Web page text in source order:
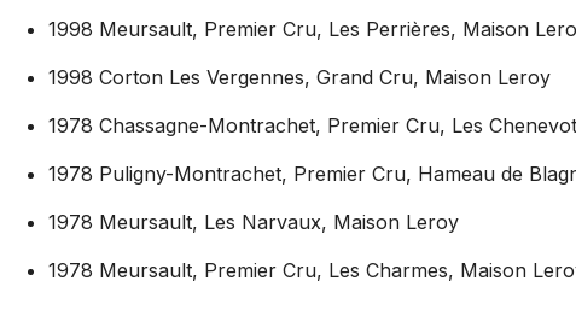
1998 Meursault, Premier Cru, Les Perrières, Maison
1998 Corton Les Vergennes, Grand Cru, Maison Leroy
1978 Chassagne-Montrachet, Premier Cru, Les
1978 Puligny-Montrachet, Premier Cru, Hameau de
1978 Meursault, Les Narvaux, Maison Leroy
1978 Meursault, Premier Cru, Les Charmes, Maison